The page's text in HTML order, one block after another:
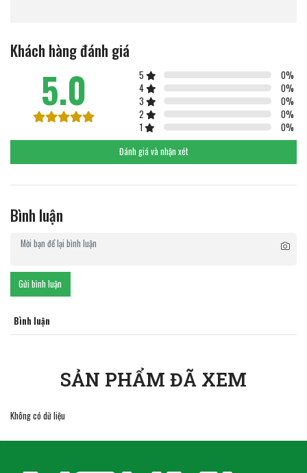
Khách hàng đánh giá
5.0 5 0%
4
0%
3
0%
2
0%
1
0%
Đánh giá và nhận xét
Bình luận
Gửi bình luận
Bình luận
SẢN PHẨM ĐÃ XEM
Không có dữ liệu